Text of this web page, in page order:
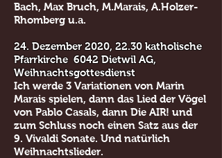
Bach, Max Bruch, M.Marais, A.Holzer-
Rhomberg u.a.
24. Dezember 2020, 22.30 katholische
Pfarrkirche 6042 Dietwil AG,
Weihnachtsgottesdienst
Ich werde 3 Variationen von Marin
Marais spielen, dann das Lied der Vögel
von Pablo Casals, dann Die AIR! und
zum Schluss noch einen Satz aus der
9. Vivaldi Sonate. Und natürlich
Weihnachtslieder.